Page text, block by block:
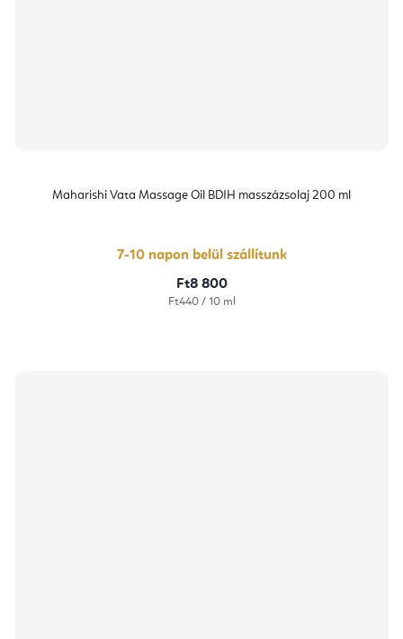
Maharishi Vata Massage Oil BDIH masszázsolaj 200 ml
7-10 napon belül szállítunk
Ft8 800
Egységár:
Ft440 / 10 ml